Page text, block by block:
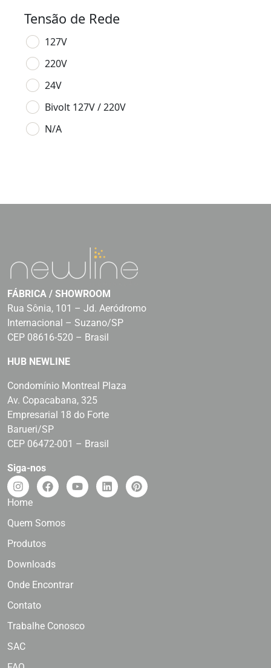
Tensão de Rede
127V
220V
24V
Bivolt 127V / 220V
N/A
FÁBRICA / SHOWROOM
Rua Sônia, 101 – Jd. Aeródromo
Internacional – Suzano/SP
CEP 08616-520 – Brasil
HUB NEWLINE
Condomínio Montreal Plaza
Av. Copacabana, 325
Empresarial 18 do Forte
Barueri/SP
CEP 06472-001 – Brasil
Siga-nos
Home
Quem Somos
Produtos
Downloads
Onde Encontrar
Contato
Trabalhe Conosco
SAC